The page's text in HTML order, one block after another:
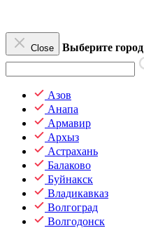
Close Выберите город
Азов
Анапа
Армавир
Архыз
Астрахань
Балаково
Буйнакск
Владикавказ
Волгоград
Волгодонск